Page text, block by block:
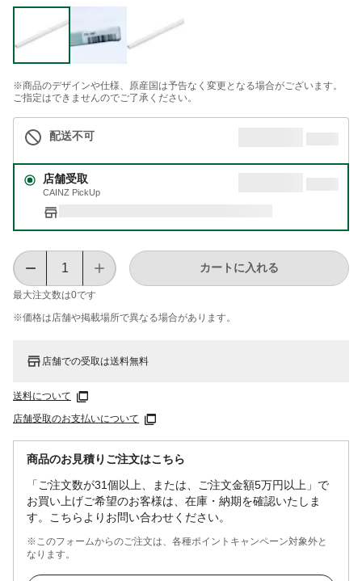
※商品のデザインや仕様、原産国は予告なく変更となる場合がございます。
ご指定はできませんのでご了承ください。
配送不可
店舗受取
CAINZ PickUp
最大注文数は0です
カートに入れる
※価格は​店舗や​掲載場所で​異なる​場合が​あります。
店舗での受取は送料無料
送料について
店舗受取のお支払いについて
商品のお見積りご注文はこちら
「ご注文数が31個以上、または、ご注文金額5万円以上」で
お買い上げご希望のお客様は、在庫・納期を確認いたしま
す。こちらよりお問い合わせください。
※このフォームからのご注文は、各種ポイントキャンペーン対象外と
なります。